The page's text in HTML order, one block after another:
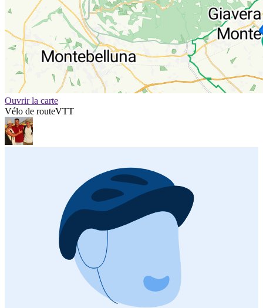
Ouvrir la carte
Vélo de routeVTT